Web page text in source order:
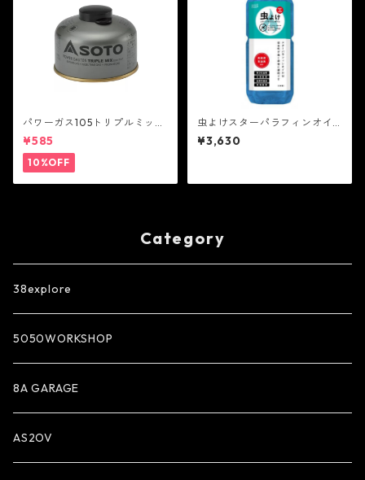
パワーガス105トリプルミック
ス - SOTO
¥585
10%OFF
虫よけスターパラフィンオイ
ル 2L - スター商事
¥3,630
Category
38explore
5050WORKSHOP
8A GARAGE
AS2OV